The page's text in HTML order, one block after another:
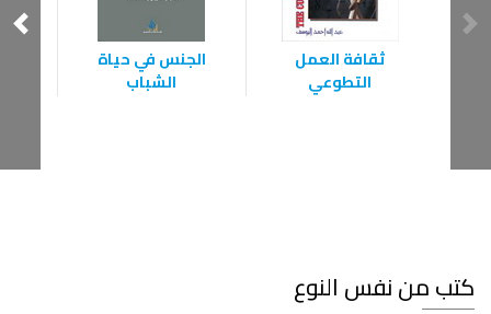
ثقافة العمل
التطوعي
الجنس في حياة
الشباب
كتب من نفس النوع